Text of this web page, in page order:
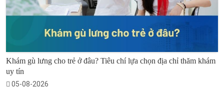
Khám gù lưng cho trẻ ở đâu? Tiêu chí lựa chọn địa chỉ thăm khám
uy tín
05-08-2026